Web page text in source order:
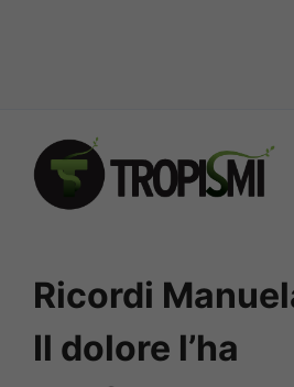
contenuto
Ricordi
Il dolore l’ha